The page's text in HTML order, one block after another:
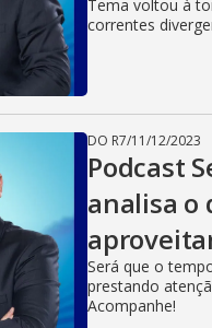
d
e
o
Tema voltou à
correntes
DO R7/11/12/2023
Podcast
analisa o
Será que o
prestando
Acompanhe!